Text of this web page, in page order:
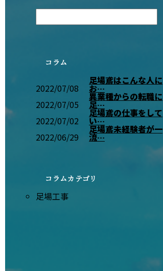
コラム
2022/07/08
足場鳶はこんな人に
お…
2022/07/05
異業種からの転職に
足…
2022/07/02
足場鳶の仕事をして
い…
2022/06/29
足場鳶未経験者が一
流…
コラムカテゴリ
足場工事